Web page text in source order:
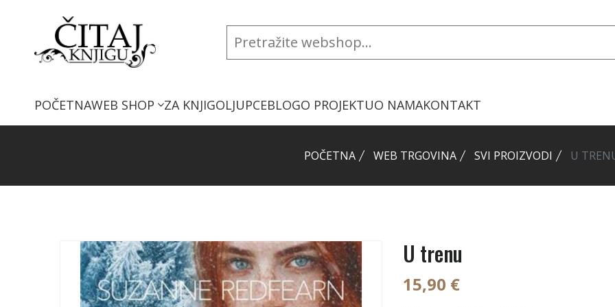
POČETNAWEB SHOP ZA KNJIGOLJUPCEBLOGO PROJEKTUO NAMAKONTAKT
POČETNA WEB TRGOVINA SVI PROIZVODI U
U trenu
15,90 €